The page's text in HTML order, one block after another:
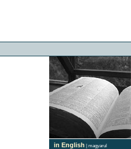
in English | magyarul